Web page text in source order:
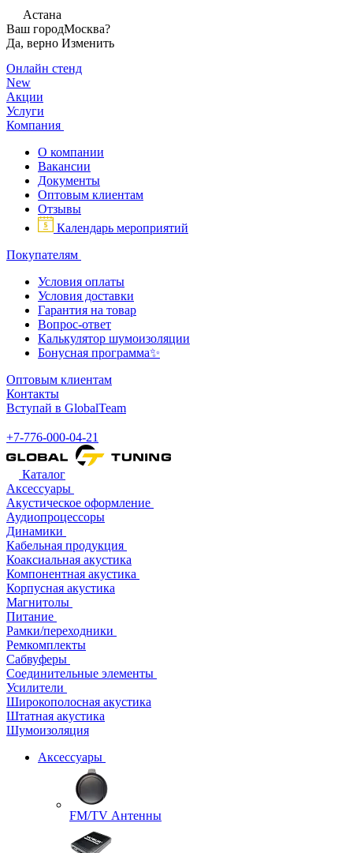
Астана
Ваш городМосква?
Да, верно Изменить
Онлайн стенд
New
Акции
Услуги
Компания
О компании
Вакансии
Документы
Оптовым клиентам
Отзывы
Календарь мероприятий
Покупателям
Условия оплаты
Условия доставки
Гарантия на товар
Вопрос-ответ
Калькулятор шумоизоляции
Бонусная программа✨
Оптовым клиентам
Контакты
Вступай в GlobalTeam
+7-776-000-04-21
Каталог
Аксессуары
Акустическое оформление
Аудиопроцессоры
Динамики
Кабельная продукция
Коаксиальная акустика
Компонентная акустика
Корпусная акустика
Магнитолы
Питание
Рамки/переходники
Ремкомплекты
Сабвуферы
Соединительные элементы
Усилители
Широкополосная акустика
Штатная акустика
Шумоизоляция
Аксессуары
FM/TV Антенны